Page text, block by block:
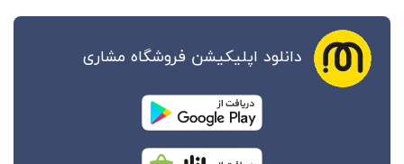
اپلیکیشن فروشگاه مشاری